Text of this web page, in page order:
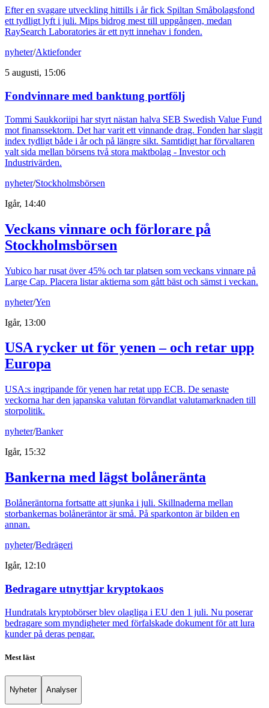
Efter en svagare utveckling hittills i år fick Spiltan Småbolagsfond
ett tydligt lyft i juli. Mips bidrog mest till uppgången, medan
RaySearch Laboratories är ett nytt innehav i fonden.
nyheter/Aktiefonder
5 augusti, 15:06
Fondvinnare med banktung portfölj
Tommi Saukkoriipi har styrt nästan halva SEB Swedish Value Fund
mot finanssektorn. Det har varit ett vinnande drag. Fonden har slagit
index tydligt både i år och på längre sikt. Samtidigt har förvaltaren
valt sida mellan börsens två stora maktbolag - Investor och
Industrivärden.
nyheter/Stockholmsbörsen
Igår, 14:40
Veckans vinnare och förlorare på
Stockholmsbörsen
Yubico har rusat över 45% och tar platsen som veckans vinnare på
Large Cap. Placera listar aktierna som gått bäst och sämst i veckan.
nyheter/Yen
Igår, 13:00
USA rycker ut för yenen – och retar upp
Europa
USA:s ingripande för yenen har retat upp ECB. De senaste
veckorna har den japanska valutan förvandlat valutamarknaden till
storpolitik.
nyheter/Banker
Igår, 15:32
Bankerna med lägst bolåneränta
Bolåneräntorna fortsatte att sjunka i juli. Skillnaderna mellan
storbankernas bolåneräntor är små. På sparkonton är bilden en
annan.
nyheter/Bedrägeri
Igår, 12:10
Bedragare utnyttjar kryptokaos
Hundratals kryptobörser blev olagliga i EU den 1 juli. Nu poserar
bedragare som myndigheter med förfalskade dokument för att lura
kunder på deras pengar.
Mest läst
Nyheter Analyser